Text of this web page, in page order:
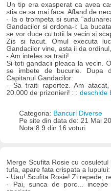
Un tip era exasperat ca avea
stia ce sa mai faca. Afland de
- Ia o trompeta si suna
Gandacilor si ordona-i: La
se vor duce cu totii la vecin si
Zis si facut. Omul executa
Gandacilor vine, asta ii da
- Am inteles sa traiti!
Si toti gandacii pleaca la vecin.
se imbete de bucurie. Dupa
Capitanul Gandacilor:
- Sa traiti raportez. Am
20.000 de prizonieri! : :deschide
Categoria: Bancuri Diverse
Pe site din data de: 21 Mai
Nota 8.9 din 16 voturi
Merge Scufita Rosie cu
tufa, apare fata crispata a lupului:
- Uau! Scufita Rosie! Zi repede,
- Pai, sunca de porc... incepe